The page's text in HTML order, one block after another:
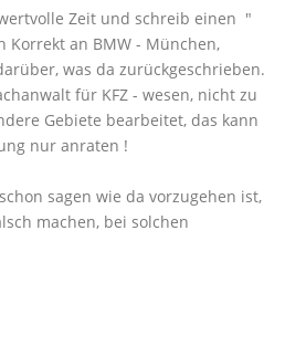
Zeit und schreib einen "
Korrekt an BMW - München,
was da zurückgeschrieben.
für KFZ - wesen, nicht zu
Gebiete bearbeitet, das kann
nur anraten !
sagen wie da vorzugehen ist,
machen, bei solchen